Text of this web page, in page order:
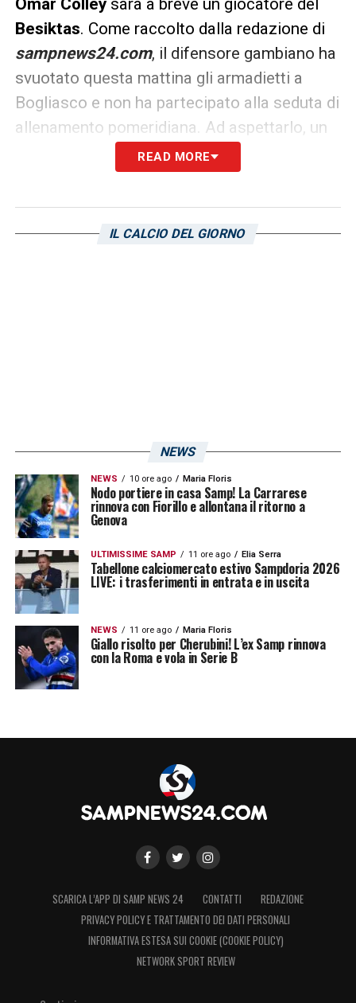
Omar Colley sarà a breve un giocatore del
Besiktas. Come raccolto dalla redazione di
sampnews24.com, il difensore gambiano ha
svuotato questa mattina gli armadietti a
Bogliasco e non ha partecipato alla seduta di
allenamento pomeridiana. Ad aspettarlo, un
volo per la Turchia dove nelle prossime ore
firmerà il contratto con il club bianconero.
euro tra parte fissa e bonus, questi ultimi
READ MORE
IL CALCIO DEL GIORNO
NEWS
NEWS 10 ore ago Maria Floris
Nodo portiere in casa Samp! La Carrarese
rinnova con Fiorillo e allontana il ritorno a
Genova
ULTIMISSIME SAMP 11 ore ago Elia Serra
Tabellone calciomercato estivo Sampdoria 2026
LIVE: i trasferimenti in entrata e in uscita
NEWS 11 ore ago Maria Floris
Giallo risolto per Cherubini! L’ex Samp rinnova
con la Roma e vola in Serie B
SCARICA L’APP DI SAMP NEWS 24 CONTATTI
REDAZIONE
PRIVACY POLICY E TRATTAMENTO DEI DATI PERSONALI
INFORMATIVA ESTESA SUI COOKIE (COOKIE POLICY)
NETWORK SPORT REVIEW